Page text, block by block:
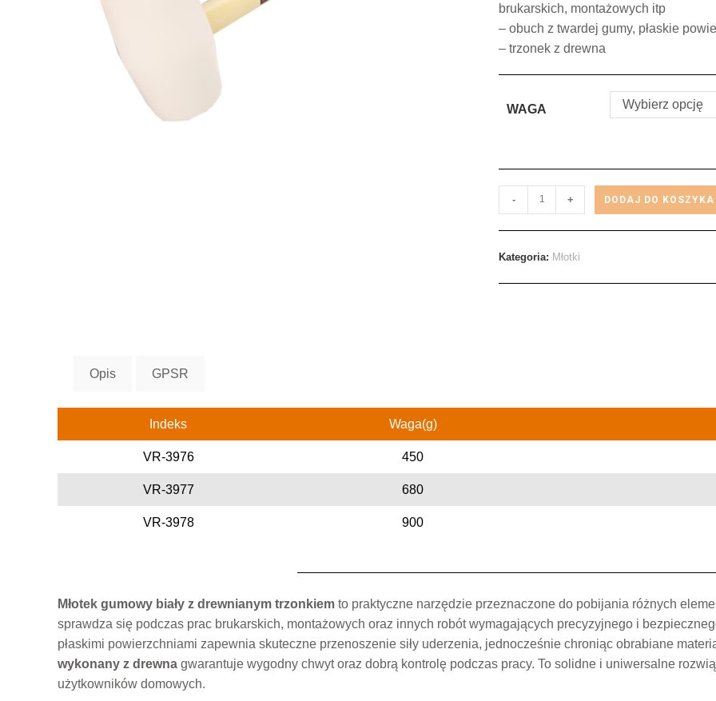
brukarskich, montażowych itp
– obuch z twardej gumy, płaskie
– trzonek z drewna
WAGA Wybierz opcję
- + DODAJ DO KOSZYKA
Kategoria: Młotki
Opis GPSR
Indeks Waga(g)
VR-3976 450
VR-3977 680
VR-3978 900
Młotek gumowy biały z drewnianym trzonkiem to praktyczne narzędzie przeznaczone do pobijania różnych
sprawdza się podczas prac brukarskich, montażowych oraz innych robót wymagających precyzyjnego i
płaskimi powierzchniami zapewnia skuteczne przenoszenie siły uderzenia, jednocześnie chroniąc obrabiane
wykonany z drewna gwarantuje wygodny chwyt oraz dobrą kontrolę podczas pracy. To solidne i uniwersalne
użytkowników domowych.